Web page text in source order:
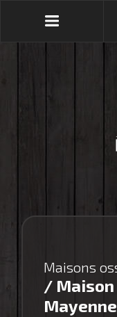
Maisons
/